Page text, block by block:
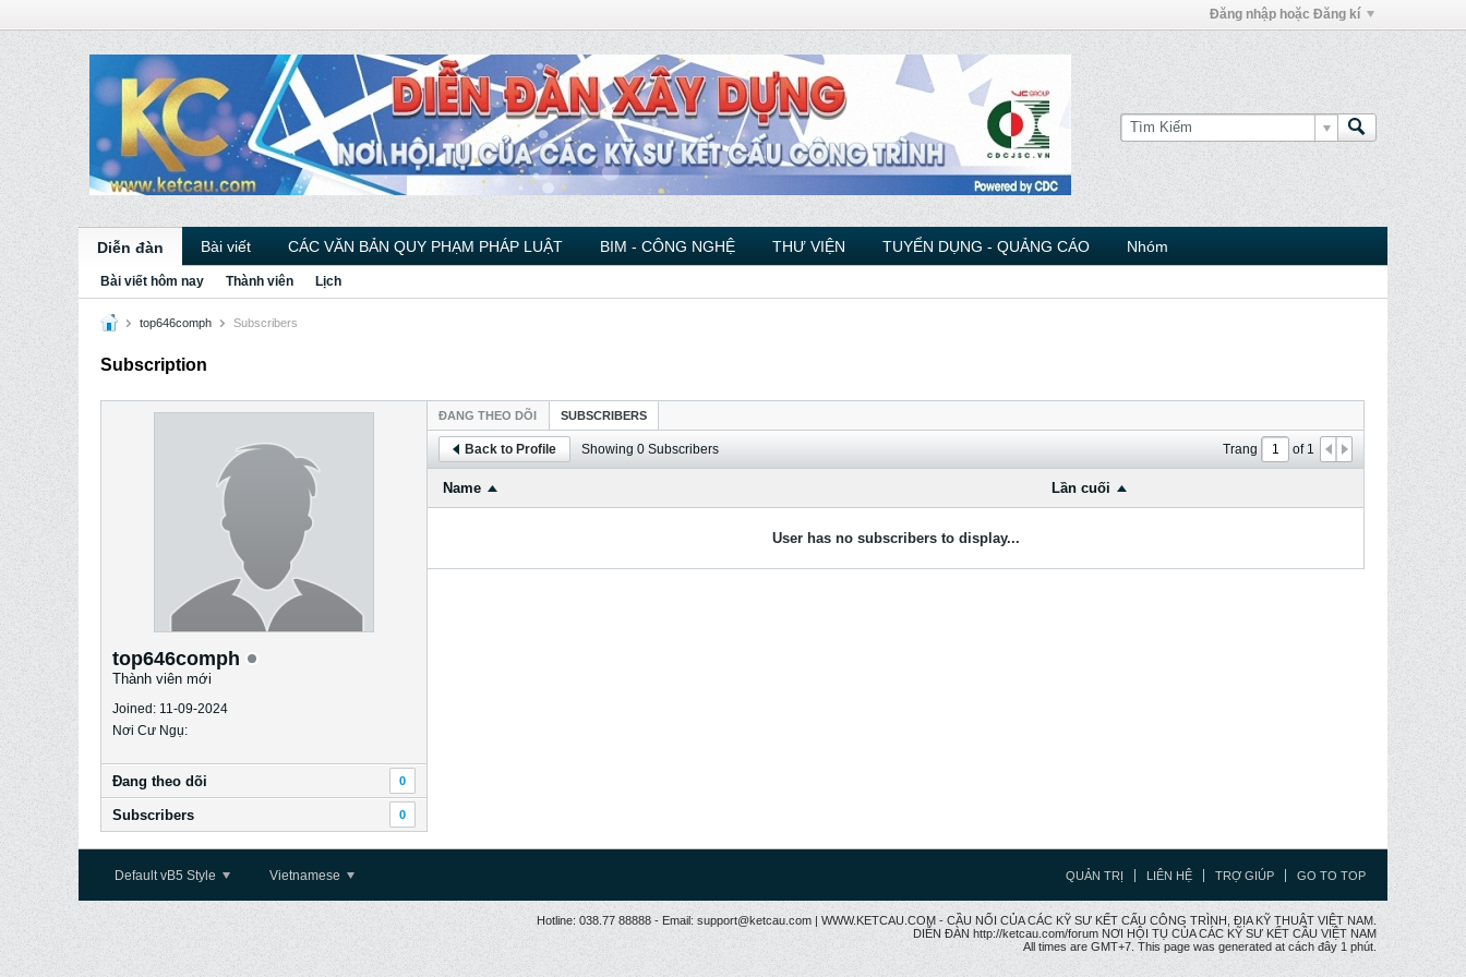
Đăng nhập hoặc Đăng kí
Diễn đàn Bài viết CÁC VĂN BẢN QUY PHẠM PHÁP LUẬT BIM - CÔNG NGHỆ THƯ VIỆN TUYỂN DỤNG - QUẢNG CÁO Nhóm
Bài viết hôm nay Thành viên Lịch
top646comph Subscribers
Subscription
top646comph
Thành viên mới
Joined: 11-09-2024
Nơi Cư Ngụ:
Ðang theo dõi 0
Subscribers 0
ÐANG THEO DÕI SUBSCRIBERS
Back to Profile Showing 0 Subscribers Trang of1
Name Lần cuối
User has no subscribers to display...
Default vB5 Style Vietnamese QUẢN TRỊ LIÊN HỆ TRỢ GIÚP GO TO TOP
Hotline: 038.77 88888 - Email: support@ketcau.com | WWW.KETCAU.COM - CẦU NỐI CỦA CÁC KỸ SƯ KẾT CẤU CÔNG TRÌNH, ĐỊA KỸ THUẬT VIỆT NAM.
DIỄN ĐÀN http://ketcau.com/forum NƠI HỘI TỤ CỦA CÁC KỸ SƯ KẾT CÂU VIỆT NAM
All times are GMT+7. This page was generated at cách đây 1 phút.